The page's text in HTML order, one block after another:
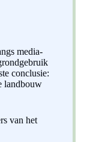
media-
conclusie:
landbouw
van het